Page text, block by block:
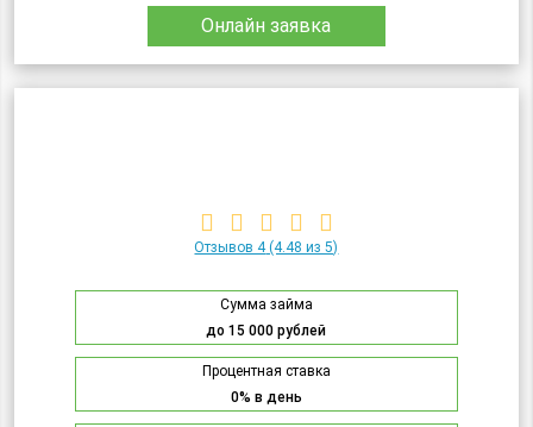
Онлайн заявка
Отзывов 4(4.48 из 5)
Сумма займа
до 15 000 рублей
Процентная ставка
0% в день